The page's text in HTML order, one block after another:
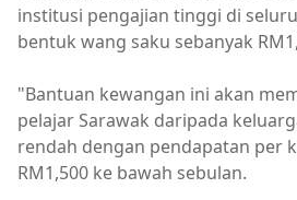
institusi pengajian tinggi di
bentuk wang saku sebanyak
"Bantuan kewangan ini akan
pelajar Sarawak daripada
rendah dengan pendapatan per
RM1,500 ke bawah sebulan.